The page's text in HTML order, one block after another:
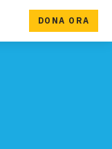
DONA ORA